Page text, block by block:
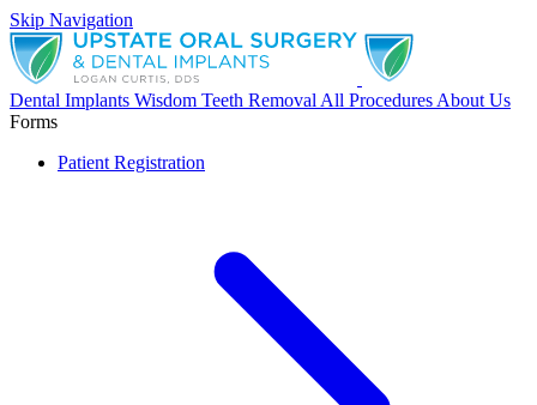
Skip Navigation
Dental Implants Wisdom Teeth Removal All Procedures About Us
Forms
Patient Registration